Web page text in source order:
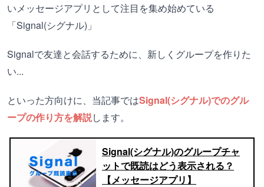
いメッセージアプリとして注目を集め始めている
「Signal(シグナル)」
Signalで友達と会話するために、新しくグループを作りた
い...
といった方向けに、当記事ではSignal(シグナル)でのグル
ープの作り方を解説します。
Signal(シグナル)のグループチャ
ットで既読はどう表示される？
【メッセージアプリ】